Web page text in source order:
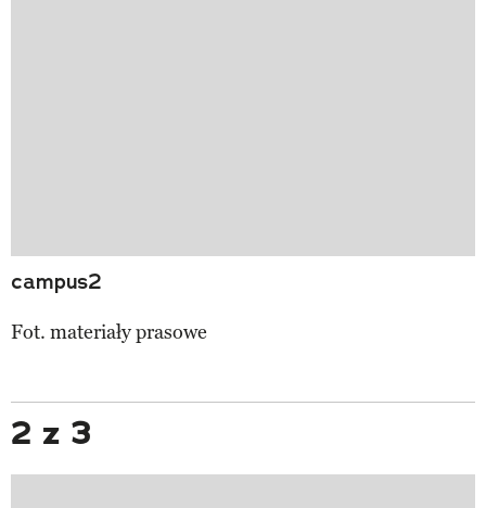
campus2
Fot. materiały prasowe
2 z 3